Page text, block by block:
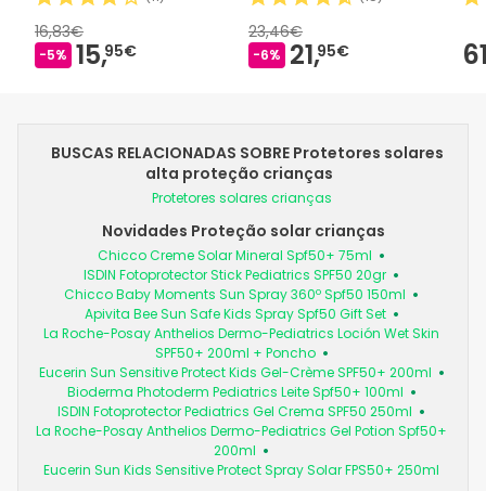
16,83€
-5% 15,95€
23,46€
-6% 21,95€
BUSCAS RELACIONADAS SOBRE Protetores solares
alta proteção crianças
Protetores solares crianças
Novidades Proteção solar crianças
Chicco Creme Solar Mineral Spf50+ 75ml
ISDIN Fotoprotector Stick Pediatrics SPF50 20gr
Chicco Baby Moments Sun Spray 360º Spf50 150ml
Apivita Bee Sun Safe Kids Spray Spf50 Gift Set
La Roche-Posay Anthelios Dermo-Pediatrics Loción Wet Skin
SPF50+ 200ml + Poncho
Eucerin Sun Sensitive Protect Kids Gel-Crème SPF50+ 200ml
Bioderma Photoderm Pediatrics Leite Spf50+ 100ml
ISDIN Fotoprotector Pediatrics Gel Crema SPF50 250ml
La Roche-Posay Anthelios Dermo-Pediatrics Gel Potion Spf50+
200ml
Eucerin Sun Kids Sensitive Protect Spray Solar FPS50+ 250ml